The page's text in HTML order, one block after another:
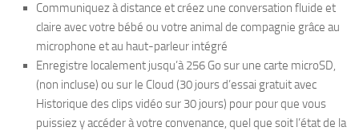
Communiquez à distance et créez une conversation fluide et
claire avec votre bébé ou votre animal de compagnie grâce au
microphone et au haut-parleur intégré
Enregistre localement jusqu’à 256 Go sur une carte microSD,
(non incluse) ou sur le Cloud (30 jours d’essai gratuit avec
Historique des clips vidéo sur 30 jours) pour pour que vous
puissiez y accéder à votre convenance, quel que soit l’état de la